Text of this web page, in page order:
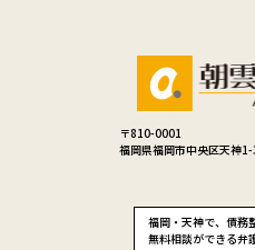
〒810-0001
福岡県福岡市中央区天神
福岡・天神で、債務
無料相談ができる弁